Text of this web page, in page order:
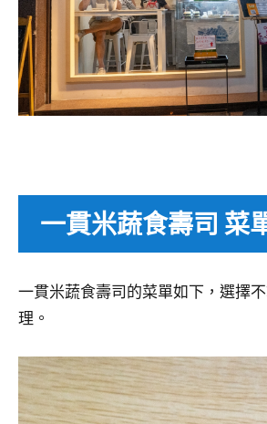
一貫米蔬食壽司 菜
一貫米蔬食壽司的菜單如下，選擇
理。